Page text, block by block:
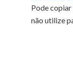
Pode
não utilize